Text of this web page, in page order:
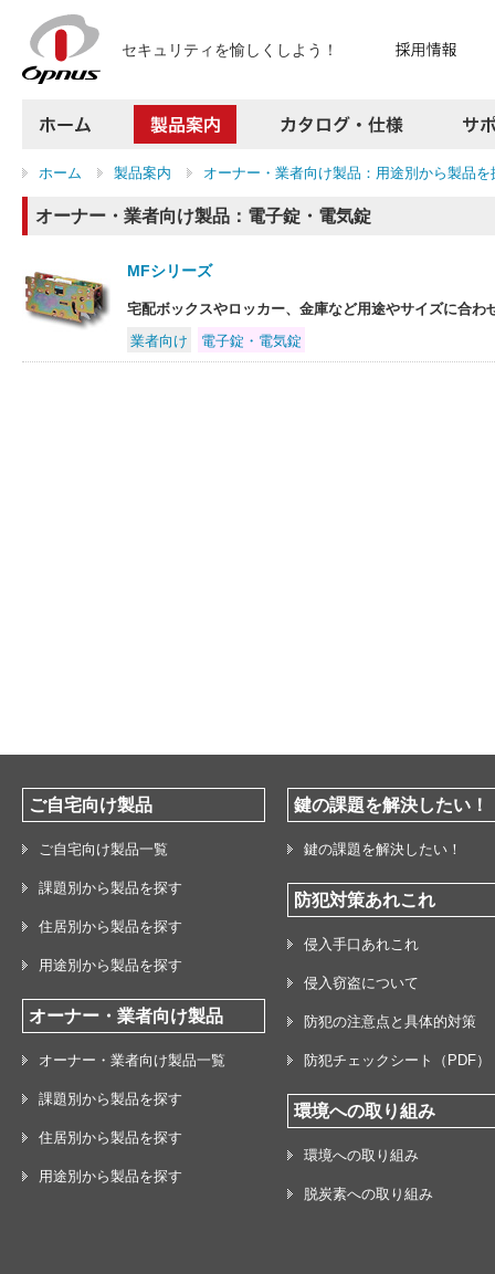
セキュリティを愉しくしよう！
製品案内
カタログ・仕様
よくある質問
お問い合わせ
プレスリリース
会社案内
サイトマップ
ホーム 製品案内 オーナー・業者向け製品：用途別から製品を
オーナー・業者向け製品：電子錠・電気錠
MFシリーズ
宅配ボックスやロッカー、金庫など用途やサイズに合わ
業者向け
電子錠・電気錠
ご自宅向け製品
ご自宅向け製品一覧
課題別から製品を探す
住居別から製品を探す
用途別から製品を探す
オーナー・業者向け製品
オーナー・業者向け製品一覧
課題別から製品を探す
住居別から製品を探す
用途別から製品を探す
鍵の課題を解決したい！
鍵の課題を解決したい！
防犯対策あれこれ
侵入手口あれこれ
侵入窃盗について
防犯の注意点と具体的対策
防犯チェックシート（PDF）
環境への取り組み
環境への取り組み
脱炭素への取り組み